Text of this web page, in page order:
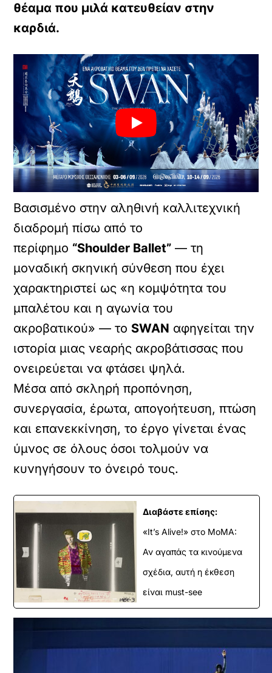
θέαμα που μιλά κατευθείαν στην
καρδιά.
Βασισμένο στην αληθινή καλλιτεχνική
διαδρομή πίσω από το
περίφημο “Shoulder Ballet” — τη
μοναδική σκηνική σύνθεση που έχει
χαρακτηριστεί ως «η κομψότητα του
μπαλέτου και η αγωνία του
ακροβατικού» — το SWAN αφηγείται την
ιστορία μιας νεαρής ακροβάτισσας που
ονειρεύεται να φτάσει ψηλά.
Μέσα από σκληρή προπόνηση,
συνεργασία, έρωτα, απογοήτευση, πτώση
και επανεκκίνηση, το έργο γίνεται ένας
ύμνος σε όλους όσοι τολμούν να
κυνηγήσουν το όνειρό τους.
Διαβάστε επίσης:
«It’s Alive!» στο MoMA:
Αν αγαπάς τα κινούμενα
σχέδια, αυτή η έκθεση
είναι must-see